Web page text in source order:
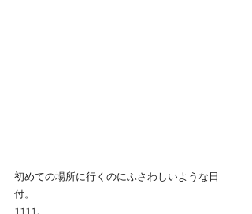
初めての場所に行くのにふさわしいような日
付。
1111。